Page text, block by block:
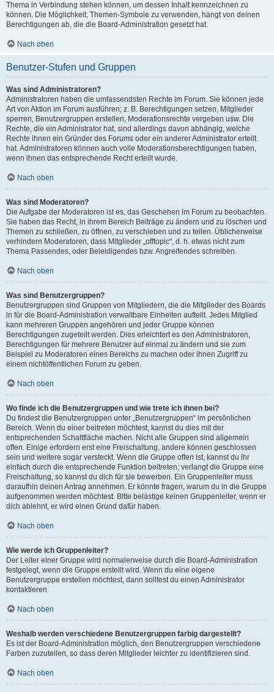
Thema in Verbindung stehen können, um dessen Inhalt kennzeichnen zu
können. Die Möglichkeit, Themen-Symbole zu verwenden, hängt von deinen
Berechtigungen ab, die die Board-Administration gesetzt hat.
Nach oben
Benutzer-Stufen und Gruppen
Was sind Administratoren?
Administratoren haben die umfassendsten Rechte im Forum. Sie können jede
Art von Aktion im Forum ausführen; z. B. Berechtigungen setzen, Mitglieder
sperren, Benutzergruppen erstellen, Moderationsrechte vergeben usw. Die
Rechte, die ein Administrator hat, sind allerdings davon abhängig, welche
Rechte ihnen ein Gründer des Forums oder ein anderer Administrator erteilt
hat. Administratoren können auch volle Moderationsberechtigungen haben,
wenn ihnen das entsprechende Recht erteilt wurde.
Nach oben
Was sind Moderatoren?
Die Aufgabe der Moderatoren ist es, das Geschehen im Forum zu beobachten.
Sie haben das Recht, in ihrem Bereich Beiträge zu ändern und zu löschen und
Themen zu schließen, zu öffnen, zu verschieben und zu teilen. Üblicherweise
verhindern Moderatoren, dass Mitglieder „offtopic“, d. h. etwas nicht zum
Thema Passendes, oder Beleidigendes bzw. Angreifendes schreiben.
Nach oben
Was sind Benutzergruppen?
Benutzergruppen sind Gruppen von Mitgliedern, die die Mitglieder des Boards
in für die Board-Administration verwaltbare Einheiten aufteilt. Jedes Mitglied
kann mehreren Gruppen angehören und jeder Gruppe können
Berechtigungen zugeteilt werden. Dies erleichtert es den Administratoren,
Berechtigungen für mehrere Benutzer auf einmal zu ändern und sie zum
Beispiel zu Moderatoren eines Bereichs zu machen oder ihnen Zugriff zu
einem nichtöffentlichen Forum zu geben.
Nach oben
Wo finde ich die Benutzergruppen und wie trete ich ihnen bei?
Du findest die Benutzergruppen unter „Benutzergruppen“ im persönlichen
Bereich. Wenn du einer beitreten möchtest, kannst du dies mit der
entsprechenden Schaltfläche machen. Nicht alle Gruppen sind allgemein
offen. Einige erfordern erst eine Freischaltung, andere können geschlossen
sein und weitere sogar versteckt. Wenn die Gruppe offen ist, kannst du ihr
einfach durch die entsprechende Funktion beitreten; verlangt die Gruppe eine
Freischaltung, so kannst du dich für sie bewerben. Ein Gruppenleiter muss
daraufhin deinen Antrag annehmen. Er könnte fragen, warum du in die Gruppe
aufgenommen werden möchtest. Bitte belästige keinen Gruppenleiter, wenn er
dich ablehnt, er wird einen Grund dafür haben.
Nach oben
Wie werde ich Gruppenleiter?
Der Leiter einer Gruppe wird normalerweise durch die Board-Administration
festgelegt, wenn die Gruppe erstellt wird. Wenn du eine eigene
Benutzergruppe erstellen möchtest, dann solltest du einen Administrator
kontaktieren.
Nach oben
Weshalb werden verschiedene Benutzergruppen farbig dargestellt?
Es ist der Board-Administration möglich, den Benutzergruppen verschiedene
Farben zuzuteilen, so dass deren Mitglieder leichter zu identifizieren sind.
Nach oben